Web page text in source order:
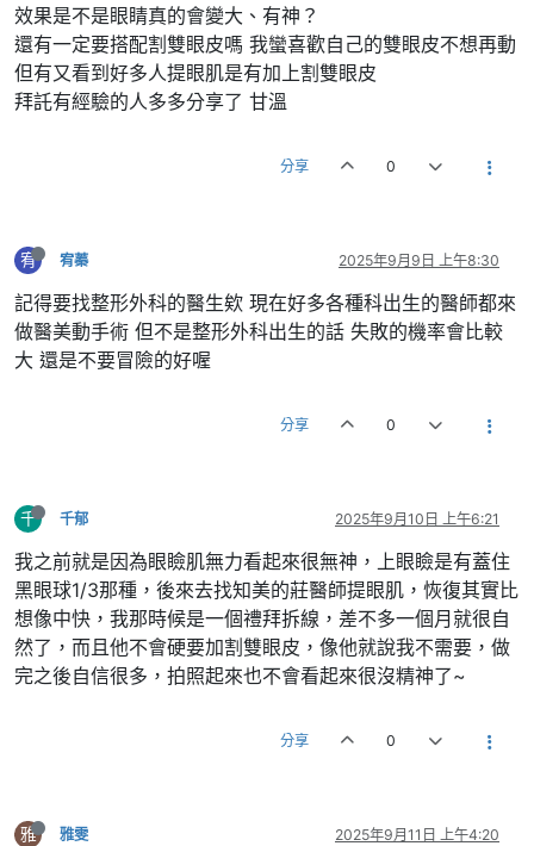
效果是不是眼睛真的會變大、有神？
還有一定要搭配割雙眼皮嗎 我蠻喜歡自己的雙眼皮不想再動
但有又看到好多人提眼肌是有加上割雙眼皮
拜託有經驗的人多多分享了 甘溫
分享 0
宥 宥蓁 2025年9月9日 上午8:30
記得要找整形外科的醫生欸 現在好多各種科出生的醫師都來
做醫美動手術 但不是整形外科出生的話 失敗的機率會比較
大 還是不要冒險的好喔
分享 0
千 千郁 2025年9月10日 上午6:21
我之前就是因為眼瞼肌無力看起來很無神，上眼瞼是有蓋住
黑眼球1/3那種，後來去找知美的莊醫師提眼肌，恢復其實比
想像中快，我那時候是一個禮拜拆線，差不多一個月就很自
然了，而且他不會硬要加割雙眼皮，像他就說我不需要，做
完之後自信很多，拍照起來也不會看起來很沒精神了~
分享 0
雅 雅雯 2025年9月11日 上午4:20